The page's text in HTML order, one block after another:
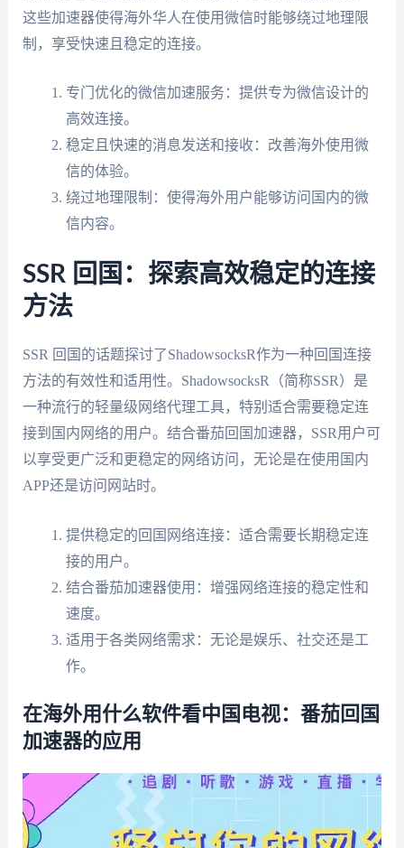
这些加速器使得海外华人在使用微信时能够绕过地理限
制，享受快速且稳定的连接。
专门优化的微信加速服务：提供专为微信设计的
高效连接。
稳定且快速的消息发送和接收：改善海外使用微
信的体验。
绕过地理限制：使得海外用户能够访问国内的微
信内容。
SSR 回国：探索高效稳定的连接
方法
SSR 回国的话题探讨了ShadowsocksR作为一种回国连接
方法的有效性和适用性。ShadowsocksR（简称SSR）是
一种流行的轻量级网络代理工具，特别适合需要稳定连
接到国内网络的用户。结合番茄回国加速器，SSR用户可
以享受更广泛和更稳定的网络访问，无论是在使用国内
APP还是访问网站时。
提供稳定的回国网络连接：适合需要长期稳定连
接的用户。
结合番茄加速器使用：增强网络连接的稳定性和
速度。
适用于各类网络需求：无论是娱乐、社交还是工
作。
在海外用什么软件看中国电视：番茄回国
加速器的应用